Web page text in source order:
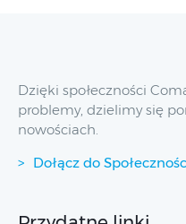
Dzięki społeczności
problemy, dzielimy się
nowościach.
Dołącz do